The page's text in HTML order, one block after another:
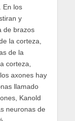
En los
y
de brazos
la corteza,
de la
corteza,
axones hay
llamado
Kanold
neuronas de